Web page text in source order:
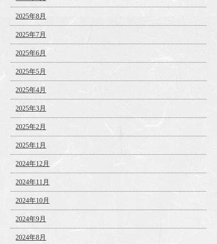
2025年8月
2025年7月
2025年6月
2025年5月
2025年4月
2025年3月
2025年2月
2025年1月
2024年12月
2024年11月
2024年10月
2024年9月
2024年8月